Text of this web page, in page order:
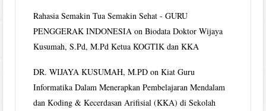
Rahasia Semakin Tua Semakin Sehat - GURU
PENGGERAK INDONESIA onBiodata Doktor Wijaya
Kusumah, S.Pd, M.Pd Ketua KOGTIK dan KKA
DR. WIJAYA KUSUMAH, M.PD onKiat Guru
Informatika Dalam Menerapkan Pembelajaran Mendalam
dan Koding & Kecerdasan Arifisial (KKA) di Sekolah